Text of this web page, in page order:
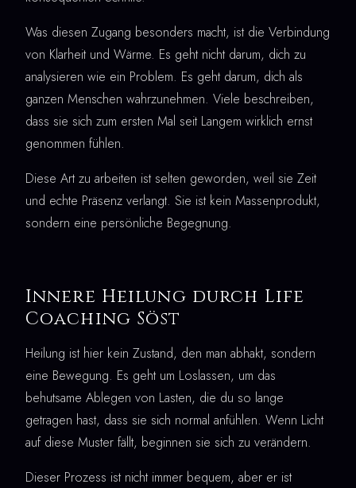
Was diesen Zugang besonders macht, ist die Verbindung
von Klarheit und Wärme. Es geht nicht darum, dich zu
analysieren wie ein Problem. Es geht darum, dich als
ganzen Menschen wahrzunehmen. Viele beschreiben,
dass sie sich zum ersten Mal seit Langem wirklich ernst
genommen fühlen.
Diese Art zu arbeiten ist selten geworden, weil sie Zeit
und echte Präsenz verlangt. Sie ist kein Massenprodukt,
sondern eine persönliche Begegnung.
Innere Heilung durch Life
Coaching Söst
Heilung ist hier kein Zustand, den man abhakt, sondern
eine Bewegung. Es geht um Loslassen, um das
behutsame Ablegen von Lasten, die du so lange
getragen hast, dass sie sich normal anfühlen. Wenn Licht
auf diese Muster fällt, beginnen sie sich zu verändern.
Dieser Prozess ist nicht immer bequem, aber er ist